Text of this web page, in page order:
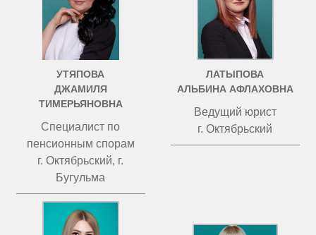
УТЯПОВА
ДЖАМИЛЯ
ТИМЕРЬЯНОВНА
Специалист по
пенсионным спорам
г. Октябрьский, г.
Бугульма
ЛАТЫПОВА
АЛЬБИНА АФЛАХОВНА
Ведущий юрист
г. Октябрьский